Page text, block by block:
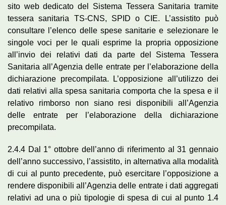
sito web dedicato del Sistema Tessera Sanitaria tramite
tessera sanitaria TS-CNS, SPID o CIE. L’assistito può
consultare l’elenco delle spese sanitarie e selezionare le
singole voci per le quali esprime la propria opposizione
all’invio dei relativi dati da parte del Sistema Tessera
Sanitaria all’Agenzia delle entrate per l’elaborazione della
dichiarazione precompilata. L’opposizione all’utilizzo dei
dati relativi alla spesa sanitaria comporta che la spesa e il
relativo rimborso non siano resi disponibili all’Agenzia
delle entrate per l’elaborazione della dichiarazione
precompilata.
2.4.4 Dal 1° ottobre dell’anno di riferimento al 31 gennaio
dell’anno successivo, l’assistito, in alternativa alla modalità
di cui al punto precedente, può esercitare l’opposizione a
rendere disponibili all’Agenzia delle entrate i dati aggregati
relativi ad una o più tipologie di spesa di cui al punto 1.4